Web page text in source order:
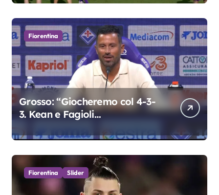
Fiorentina
Grosso: “Giocheremo col 4-3-
3. Kean e Fagioli
colpo”
Fiorentina Slider